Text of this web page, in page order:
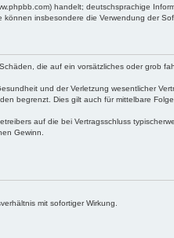
handelt; deutschsprachige
insbesondere die Verwendung der
die auf ein vorsätzliches oder grob
und der Verletzung wesentlicher
begrenzt. Dies gilt auch für mittelbare
auf die bei Vertragsschluss
Gewinn.
mit sofortiger Wirkung.